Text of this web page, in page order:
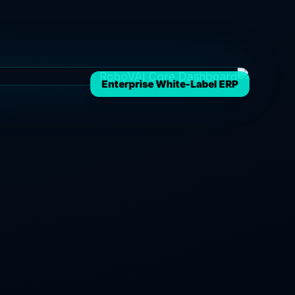
Enterprise White-Label ERP